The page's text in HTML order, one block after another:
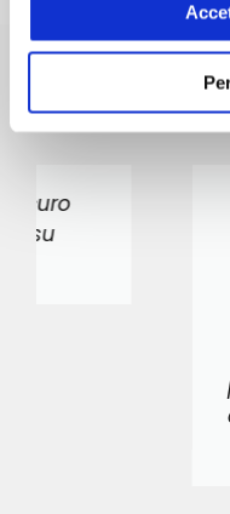
Chiudendo questo
Cosa
Io e i miei
avuto
L'incontro
avvenuto
due corsi,
un vero e